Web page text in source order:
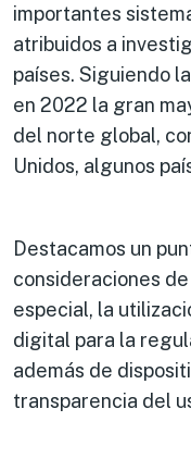
importantes
atribuidos a
países. Siguiendo
en 2022 la gran
del norte global,
Unidos, algunos
Destacamos un
consideraciones
especial, la
digital para la
además de
transparencia del